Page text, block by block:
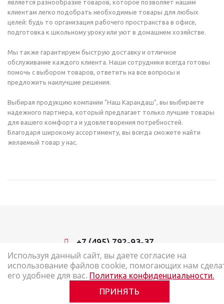
является разнообразие товаров, которое позволяет нашим
клиентам легко подобрать необходимые товары для любых
целей: будь то организация рабочего пространства в офисе,
подготовка к школьному уроку или уют в домашнем хозяйстве.
Мы также гарантируем быструю доставку и отличное
обслуживание каждого клиента. Наши сотрудники всегда готовы
помочь с выбором товаров, ответить на все вопросы и
предложить наилучшие решения.
Выбирая продукцию компании "Наш Карандаш", вы выбираете
надежного партнера, который предлагает только лучшие товары
для вашего комфорта и удовлетворения потребностей.
Благодаря широкому ассортименту, вы всегда сможете найти
желаемый товар у нас.
+7 (495) 792-93-37
2026 © Наш Карандаш: интернет-магазин канцелярских товаров
Карта сайта
Используя данный сайт, вы даете согласие на
использование файлов cookie, помогающих нам
его удобнее для вас. Политика конфиденциальности.
ПРИНЯТЬ